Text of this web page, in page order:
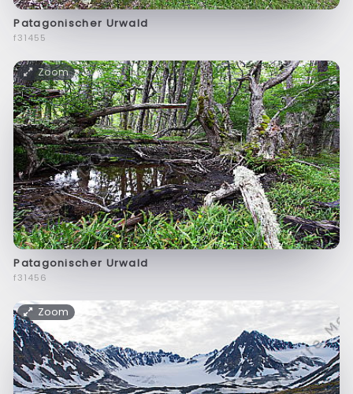
Patagonischer Urwald
f31455
Zoom
Patagonischer Urwald
f31456
Zoom